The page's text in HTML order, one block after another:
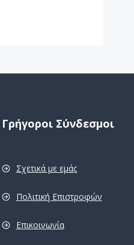
Γρήγοροι Σύνδεσμοι
Σχετικά με εμάς
Πολιτική Επιστροφών
Επικοινωνία